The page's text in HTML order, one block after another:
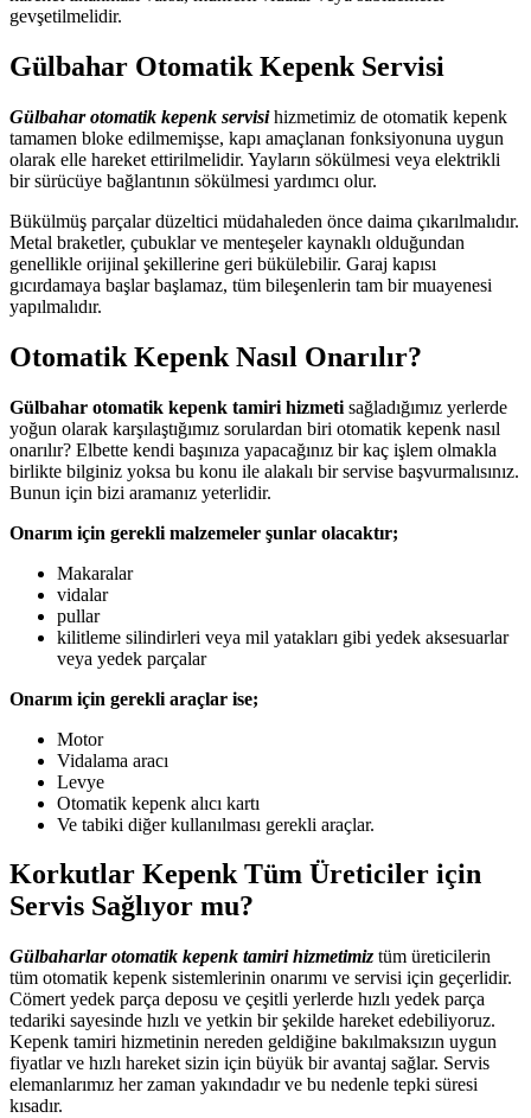
gevşetilmelidir.
Gülbahar Otomatik Kepenk Servisi
Gülbahar otomatik kepenk servisihizmetimiz de otomatik kepenk
tamamen bloke edilmemişse, kapı amaçlanan fonksiyonuna uygun
olarak elle hareket ettirilmelidir. Yayların sökülmesi veya elektrikli
bir sürücüye bağlantının sökülmesi yardımcı olur.
Bükülmüş parçalar düzeltici müdahaleden önce daima çıkarılmalıdır.
Metal braketler, çubuklar ve menteşeler kaynaklı olduğundan
genellikle orijinal şekillerine geri bükülebilir. Garaj kapısı
gıcırdamaya başlar başlamaz, tüm bileşenlerin tam bir muayenesi
yapılmalıdır.
Otomatik Kepenk Nasıl Onarılır?
Gülbahar otomatik kepenk tamiri hizmeti sağladığımız yerlerde
yoğun olarak karşılaştığımız sorulardan biri otomatik kepenk nasıl
onarılır? Elbette kendi başınıza yapacağınız bir kaç işlem olmakla
birlikte bilginiz yoksa bu konu ile alakalı bir servise başvurmalısınız.
Bunun için bizi aramanız yeterlidir.
Onarım için gerekli malzemeler şunlar olacaktır;
Makaralar
vidalar
pullar
kilitleme silindirleri veya mil yatakları gibi yedek aksesuarlar
veya yedek parçalar
Onarım için gerekli araçlar ise;
Motor
Vidalama aracı
Levye
Otomatik kepenk alıcı kartı
Ve tabiki diğer kullanılması gerekli araçlar.
Korkutlar Kepenk Tüm Üreticiler için
Servis Sağlıyor mu?
Gülbaharlar otomatik kepenk tamiri hizmetimiz tüm üreticilerin
tüm otomatik kepenk sistemlerinin onarımı ve servisi için geçerlidir.
Cömert yedek parça deposu ve çeşitli yerlerde hızlı yedek parça
tedariki sayesinde hızlı ve yetkin bir şekilde hareket edebiliyoruz.
Kepenk tamiri hizmetinin nereden geldiğine bakılmaksızın uygun
fiyatlar ve hızlı hareket sizin için büyük bir avantaj sağlar. Servis
elemanlarımız her zaman yakındadır ve bu nedenle tepki süresi
kısadır.